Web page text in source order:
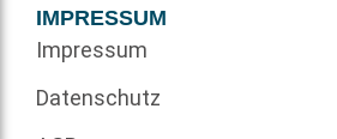
IMPRESSUM
Impressum
Datenschutz